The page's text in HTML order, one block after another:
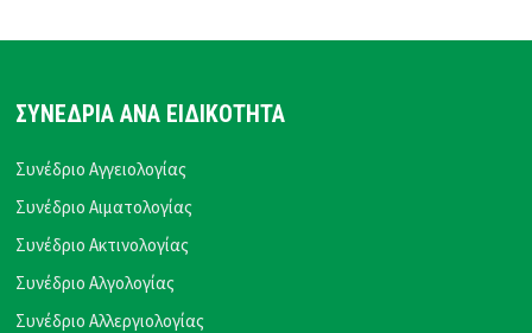
ΣΥΝΕΔΡΙΑ ΑΝΑ ΕΙΔΙΚΟΤΗΤΑ
Συνέδριο Αγγειολογίας
Συνέδριο Αιματολογίας
Συνέδριο Ακτινολογίας
Συνέδριο Αλγολογίας
Συνέδριο Αλλεργιολογίας